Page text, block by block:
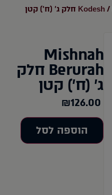
Kodesh /
Mishnah
Berurah חלק
ג' (ח') קטן
₪126.00
הוספה לסל